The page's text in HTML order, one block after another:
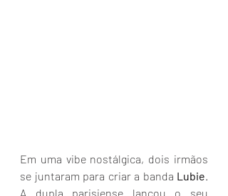
Em uma vibe nostálgica, dois irmãos
se juntaram para criar a banda Lubie.
A dupla parisiense lançou o seu